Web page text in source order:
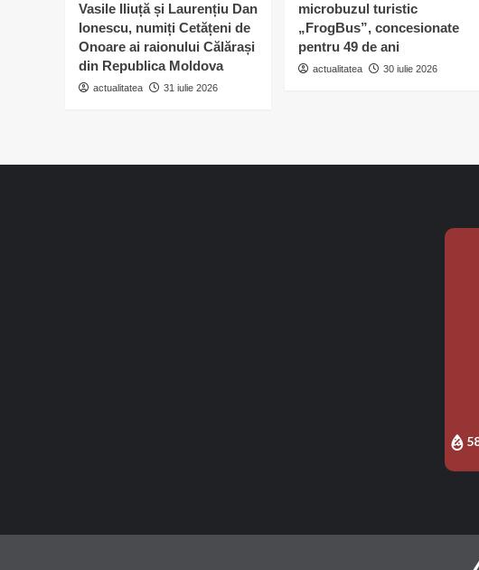
Vasile Iliuță și Laurențiu Dan
Ionescu, numiți Cetățeni de
Onoare ai raionului Călărași
din Republica Moldova
actualitatea 31 iulie 2026
microbuzul turistic
„FrogBus”, concesionate
pentru 49 de ani
actualitatea 30 iulie 2026